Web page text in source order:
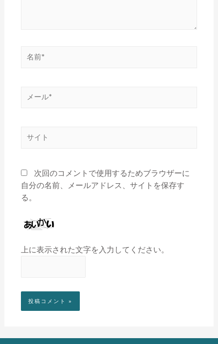
次回のコメントで使用するためブラウザーに
自分の名前、メールアドレス、サイトを保存す
る。
上に表示された文字を入力してください。